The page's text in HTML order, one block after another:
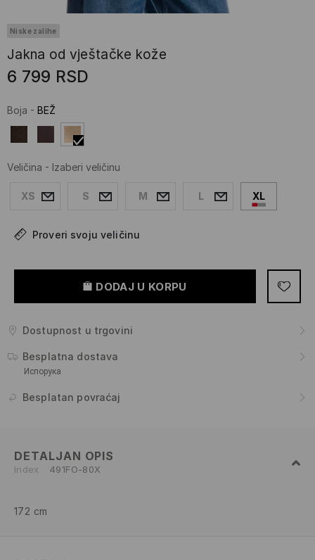
Niske zalihe
Jakna od vještačke kože
6 799 RSD
Boja - BEŽ
Veličina - Izaberi veličinu
XS S M L XL
Proveri svoju veličinu
DODAJ U KORPU
Dostupnost u trgovini
Besplatna dostava
Испорука
Besplatan povraćaj
DETALJAN OPIS
Index 491FO-80X
172 cm